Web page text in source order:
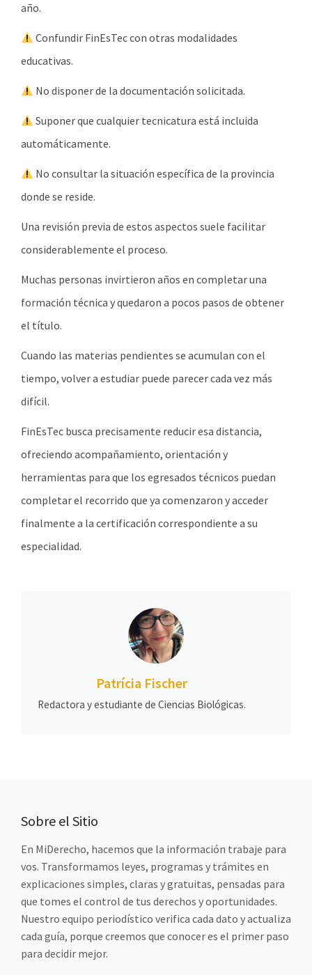
año.
Confundir FinEsTec con otras modalidades
educativas.
No disponer de la documentación solicitada.
Suponer que cualquier tecnicatura está incluida
automáticamente.
No consultar la situación específica de la provincia
donde se reside.
Una revisión previa de estos aspectos suele facilitar
considerablemente el proceso.
Muchas personas invirtieron años en completar una
formación técnica y quedaron a pocos pasos de obtener
el título.
Cuando las materias pendientes se acumulan con el
tiempo, volver a estudiar puede parecer cada vez más
difícil.
FinEsTec busca precisamente reducir esa distancia,
ofreciendo acompañamiento, orientación y
herramientas para que los egresados técnicos puedan
completar el recorrido que ya comenzaron y acceder
finalmente a la certificación correspondiente a su
especialidad.
Patrícia Fischer
Redactora y estudiante de Ciencias Biológicas.
Sobre el Sitio
En MiDerecho, hacemos que la información trabaje para
vos. Transformamos leyes, programas y trámites en
explicaciones simples, claras y gratuitas, pensadas para
que tomes el control de tus derechos y oportunidades.
Nuestro equipo periodístico verifica cada dato y actualiza
cada guía, porque creemos que conocer es el primer paso
para decidir mejor.